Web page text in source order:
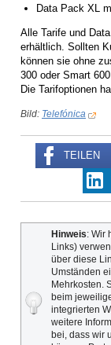
Data Pack XL
Alle Tarife und
erhältlich. Sollten
können sie ohne
300 oder Smart
Die Tarifoptionen
Bild: Telefónica
TEILEN
Hinweis: Wir
Links)
über diese
Umständen
Mehrkosten.
beim
integrierten
weitere
bei, dass wir